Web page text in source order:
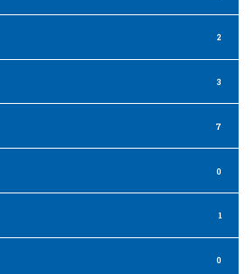
2
3
7
0
1
0